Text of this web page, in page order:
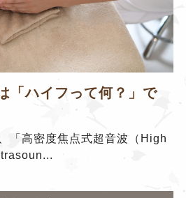
「ハイフって何？」で
「高密度焦点式超音波（High